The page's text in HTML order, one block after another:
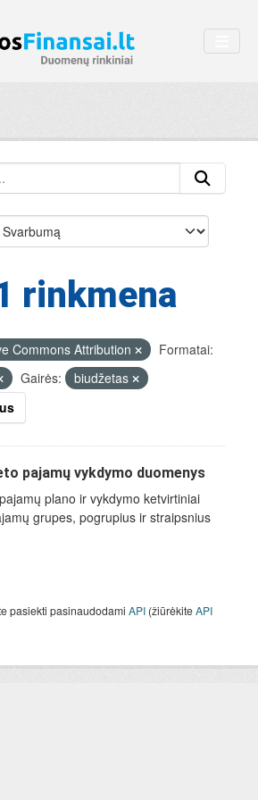
rinkmena
Commons Attribution
Formatai:
Gairės:
biudžetas
pajamų vykdymo duomenys
plano ir vykdymo ketvirtiniai
grupes, pogrupius ir straipsnius
pasiekti pasinaudodami API (žiūrėkiteAPI